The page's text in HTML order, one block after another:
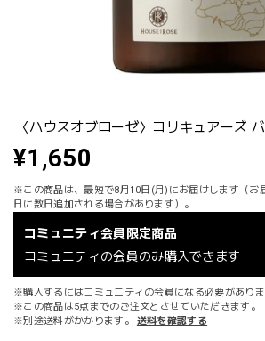
〈ハウスオブローゼ〉コリキュアーズ
¥1,650
※この商品は、最短で8月10日(月)にお届けします（お
日に数日追加される場合があります）。
コミュニティ会員限定商品
コミュニティの会員のみ購入できます
※購入するにはコミュニティの会員になる必要がありま
※この商品は5点までのご注文とさせていただきます。
※別途送料がかかります。
送料を確認する